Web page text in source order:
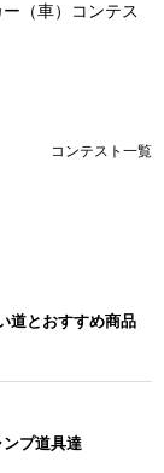
（車）コンテス
コンテスト一覧
道とおすすめ商品
プ道具達